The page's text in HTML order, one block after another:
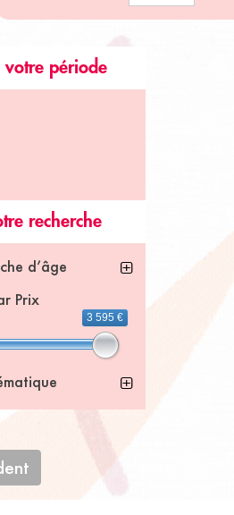
votre période
recherche
d’âge
Prix
3 595 €